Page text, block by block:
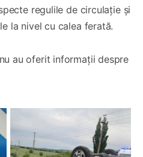
regulile de circulație și
la nivel cu calea ferată.
au oferit informații despre